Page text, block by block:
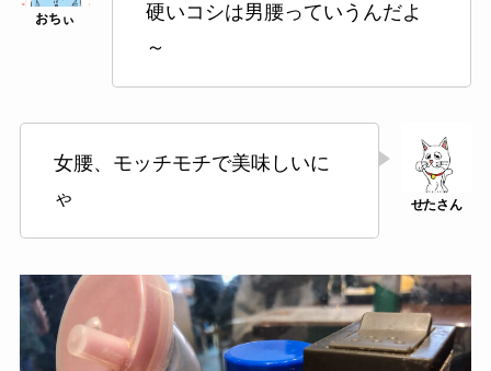
硬いコシは男腰っていうんだよ
～
女腰、モッチモチで美味しいに
ゃ